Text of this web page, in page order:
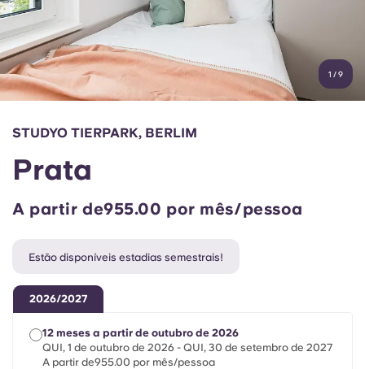
Conta Língua
English (GB)
Español
Català
Italian
Selecione um país
Reservar agora
Italian
Portuguese
1 /9
STUDYO TIERPARK, BERLIM
Prata
A partir de955.00 por mês/pessoa
Estão disponíveis estadias semestrais!
2026/2027
12 meses a partir de outubro de 2026
QUI, 1 de outubro de 2026 - QUI, 30 de setembro de 2027
A partir de955.00 por mês/pessoa